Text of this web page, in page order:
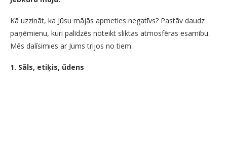
Kā uzzināt, ka Jūsu mājās apmeties negatīvs? Pastāv daudz
paņēmienu, kuri palīdzēs noteikt sliktas atmosfēras esamību.
Mēs dalīsimies ar Jums trijos no tiem.
1. Sāls, etiķis, ūdens